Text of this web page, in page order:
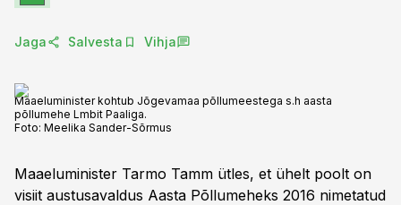
Jaga Salvesta Vihja
Maaeluminister kohtub Jõgevamaa põllumeestega s.h aasta
põllumehe Lmbit Paaliga.
Foto: Meelika Sander-Sõrmus
Maaeluminister Tarmo Tamm ütles, et ühelt poolt on
visiit austusavaldus Aasta Põllumeheks 2016 nimetatud